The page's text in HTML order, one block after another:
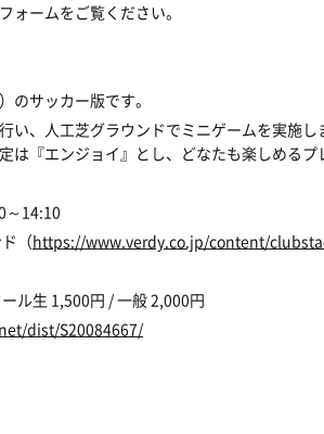
ォームをご覧ください。
のサッカー版です。
い、人工芝グラウンドでミニゲームを実施
は『エンジョイ』とし、どなたも楽しめるプ
～14:10
（https://www.verdy.co.jp/content/
ル生 1,500円 / 一般 2,000円
dist/S20084667/